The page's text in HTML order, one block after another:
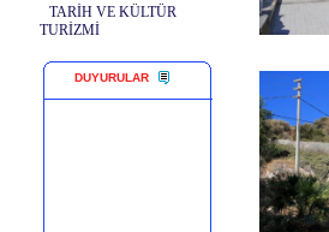
TARİH VE KÜLTÜR
TURİZMİ
DUYURULAR